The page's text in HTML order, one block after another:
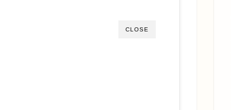
CLOSE